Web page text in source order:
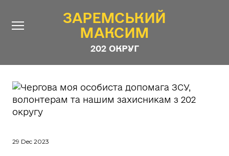
ЗАРЕМСЬКИЙ
МАКСИМ
202 ОКРУГ
ЗАРЕМСЬКИЙ
МАКСИМ
202 ОКРУГ
Новини
Контакти
29 Dec 2023